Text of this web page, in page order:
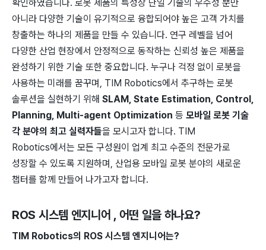
확인하였습니다. 로봇 제품의 특성상 단일 기술의 우수성 뿐만
아니라 다양한 기술이 유기적으로 융합되어야 높은 고객 가치를
창출하는 하나의 제품을 만들 수 있습니다. 연구 레벨을 넘어
다양한 산업 현장에서 안정적으로 동작하는 신뢰성 높은 제품을
완성하기 위한 기술 또한 중요합니다. 누구나 걱정 없이 로봇을
사용하는 미래를 꿈꾸며, TIM Robotics에서 추구하는 로봇
솔루션을 실현하기 위해 SLAM, State Estimation, Control,
Planning, Multi-agent Optimization 등 모바일 로봇 기술
각 분야의 최고 실력자들을 모시고자 합니다. TIM
Robotics에서는 모든 구성원이 업계 최고 수준의 전문가로
성장할 수 있도록 지원하며, 산업용 모바일 로봇 분야의 새로운
챕터를 함께 만들어 나가고자 합니다.
ROS 시스템 엔지니어 , 어떤 일을 하나요?
TIM Robotics의 ROS 시스템 엔지니어는?